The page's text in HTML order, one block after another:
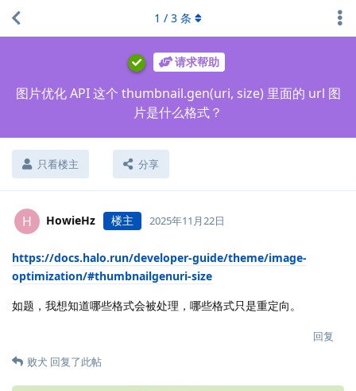
请求帮助
图片优化 API 这个 thumbnail.gen(uri, size) 里面的 url 图
片是什么格式？
只看楼主 分享
1 / 3 条
H HowieHz 楼主 2025年11月22日
https://docs.halo.run/developer-guide/theme/image-
optimization/#thumbnailgenuri-size
如题，我想知道哪些格式会被处理，哪些格式只是重定向。
回复
败犬 回复了此帖